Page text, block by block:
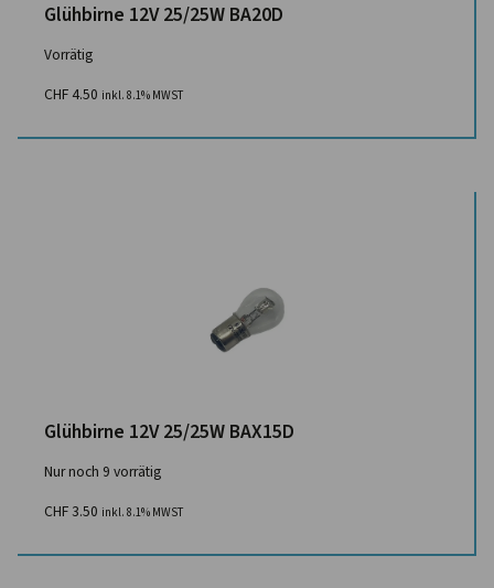
Glühbirne 12V 25/25W BA20D
Vorrätig
CHF 4.50 inkl. 8.1% MWST
Glühbirne 12V 25/25W BAX15D
Nur noch 9 vorrätig
CHF3.50 inkl. 8.1% MWST